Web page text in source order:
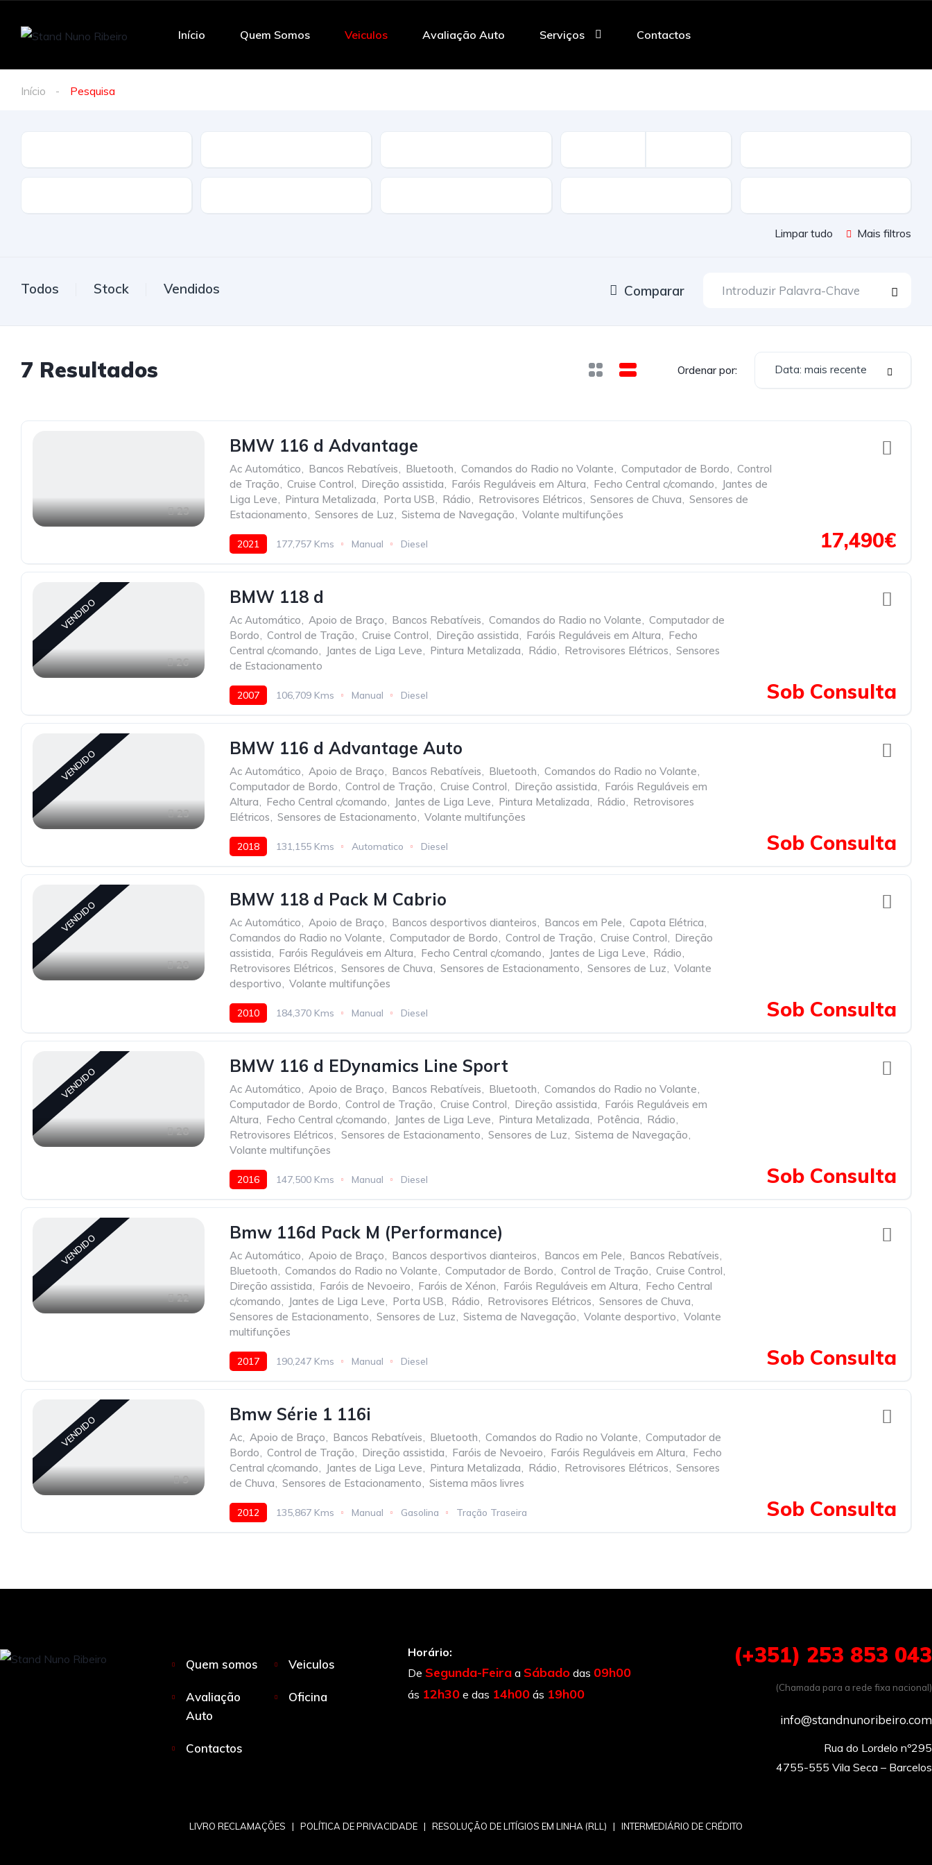
Início Quem Somos Veiculos Avaliação Auto Serviços Contactos
Início Pesquisa
Limpar tudo Mais filtros
Todos Stock Vendidos Comparar
7 Resultados Ordenar por: Data: mais recente
23
BMW 116 d Advantage
Ac Automático, Bancos Rebatíveis, Bluetooth, Comandos do Radio no Volante, Computador de Bordo, Control
de Tração, Cruise Control, Direção assistida, Faróis Reguláveis em Altura, Fecho Central c/comando, Jantes de
Liga Leve, Pintura Metalizada, Porta USB, Rádio, Retrovisores Elétricos, Sensores de Chuva, Sensores de
Estacionamento, Sensores de Luz, Sistema de Navegação, Volante multifunções
2021 177,757 Kms Manual Diesel 17,490€
VENDIDO
26
BMW 118 d
Ac Automático, Apoio de Braço, Bancos Rebatíveis, Comandos do Radio no Volante, Computador de
Bordo, Control de Tração, Cruise Control, Direção assistida, Faróis Reguláveis em Altura, Fecho
Central c/comando, Jantes de Liga Leve, Pintura Metalizada, Rádio, Retrovisores Elétricos, Sensores
de Estacionamento
2007 106,709 Kms Manual Diesel Sob Consulta
VENDIDO
23
BMW 116 d Advantage Auto
Ac Automático, Apoio de Braço, Bancos Rebatíveis, Bluetooth, Comandos do Radio no Volante,
Computador de Bordo, Control de Tração, Cruise Control, Direção assistida, Faróis Reguláveis em
Altura, Fecho Central c/comando, Jantes de Liga Leve, Pintura Metalizada, Rádio, Retrovisores
Elétricos, Sensores de Estacionamento, Volante multifunções
2018 131,155 Kms Automatico Diesel Sob Consulta
VENDIDO
28
BMW 118 d Pack M Cabrio
Ac Automático, Apoio de Braço, Bancos desportivos dianteiros, Bancos em Pele, Capota Elétrica,
Comandos do Radio no Volante, Computador de Bordo, Control de Tração, Cruise Control, Direção
assistida, Faróis Reguláveis em Altura, Fecho Central c/comando, Jantes de Liga Leve, Rádio,
Retrovisores Elétricos, Sensores de Chuva, Sensores de Estacionamento, Sensores de Luz, Volante
desportivo, Volante multifunções
2010 184,370 Kms Manual Diesel Sob Consulta
VENDIDO
28
BMW 116 d EDynamics Line Sport
Ac Automático, Apoio de Braço, Bancos Rebatíveis, Bluetooth, Comandos do Radio no Volante,
Computador de Bordo, Control de Tração, Cruise Control, Direção assistida, Faróis Reguláveis em
Altura, Fecho Central c/comando, Jantes de Liga Leve, Pintura Metalizada, Potência, Rádio,
Retrovisores Elétricos, Sensores de Estacionamento, Sensores de Luz, Sistema de Navegação,
Volante multifunções
2016 147,500 Kms Manual Diesel Sob Consulta
VENDIDO
22
Bmw 116d Pack M (Performance)
Ac Automático, Apoio de Braço, Bancos desportivos dianteiros, Bancos em Pele, Bancos Rebatíveis,
Bluetooth, Comandos do Radio no Volante, Computador de Bordo, Control de Tração, Cruise Control,
Direção assistida, Faróis de Nevoeiro, Faróis de Xénon, Faróis Reguláveis em Altura, Fecho Central
c/comando, Jantes de Liga Leve, Porta USB, Rádio, Retrovisores Elétricos, Sensores de Chuva,
Sensores de Estacionamento, Sensores de Luz, Sistema de Navegação, Volante desportivo, Volante
multifunções
2017 190,247 Kms Manual Diesel Sob Consulta
VENDIDO
9
Bmw Série 1 116i
Ac, Apoio de Braço, Bancos Rebatíveis, Bluetooth, Comandos do Radio no Volante, Computador de
Bordo, Control de Tração, Direção assistida, Faróis de Nevoeiro, Faróis Reguláveis em Altura, Fecho
Central c/comando, Jantes de Liga Leve, Pintura Metalizada, Rádio, Retrovisores Elétricos, Sensores
de Chuva, Sensores de Estacionamento, Sistema mãos livres
2012 135,867 Kms Manual Gasolina Tração Traseira Sob Consulta
Quem somos Veiculos
Avaliação
Auto
Oficina
Contactos
Horário:
De Segunda-Feiraa Sábado das 09h00
ás 12h30 e das 14h00 ás 19h00
(+351) 253 853 043
(Chamada para a rede fixa nacional)
info@standnunoribeiro.com
Rua do Lordelo nº295
LIVRO RECLAMAÇÕES | POLÍTICA DE PRIVACIDADE | RESOLUÇÃO DE LITÍGIOS EM LINHA (RLL) | INTERMEDIÁRIO DE CRÉDITO